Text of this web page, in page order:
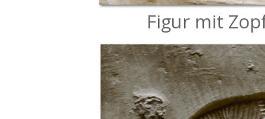
Figur mit